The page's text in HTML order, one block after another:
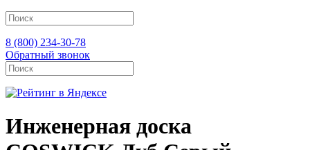
8 (800) 234-30-78
Обратный звонок
Инженерная доска